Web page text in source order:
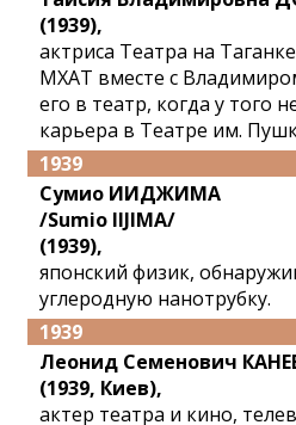
(1939),
актриса Театра на
МХАТ вместе с
его в театр, когда у того
карьера в Театре им.
1939
Сумио ИИДЖИМА
/Sumio IIJIMA/
(1939),
японский физик,
углеродную нанотрубку.
1939
Леонид Семенович
(1939, Киев),
актер театра и кино,